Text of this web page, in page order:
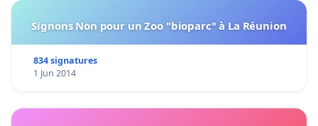
Signons Non pour un Zoo "bioparc" à La Réunion
834 signatures
1 Jun 2014